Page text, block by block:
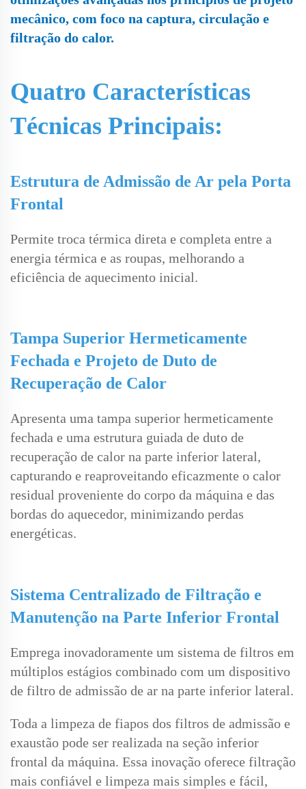
mecânico, com foco na captura, circulação e
filtração do calor.
Quatro Características
Técnicas Principais:
Estrutura de Admissão de Ar pela Porta
Frontal
Permite troca térmica direta e completa entre a
energia térmica e as roupas, melhorando a
eficiência de aquecimento inicial.
Tampa Superior Hermeticamente
Fechada e Projeto de Duto de
Recuperação de Calor
Apresenta uma tampa superior hermeticamente
fechada e uma estrutura guiada de duto de
recuperação de calor na parte inferior lateral,
capturando e reaproveitando eficazmente o calor
residual proveniente do corpo da máquina e das
bordas do aquecedor, minimizando perdas
energéticas.
Sistema Centralizado de Filtração e
Manutenção na Parte Inferior Frontal
Emprega inovadoramente um sistema de filtros em
múltiplos estágios combinado com um dispositivo
de filtro de admissão de ar na parte inferior lateral.
Toda a limpeza de fiapos dos filtros de admissão e
exaustão pode ser realizada na seção inferior
frontal da máquina. Essa inovação oferece filtração
mais confiável e limpeza mais simples e fácil,